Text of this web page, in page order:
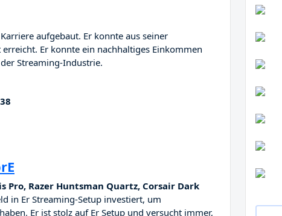
aufgebaut. Er konnte aus seiner
Er konnte ein nachhaltiges Einkommen
Streaming-Industrie.
Pro, Razer Huntsman Quartz, Corsair Dark
in Er Streaming-Setup investiert, um
Er ist stolz auf Er Setup und versucht immer,